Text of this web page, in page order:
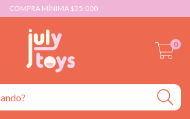
COMPRA MÍNIMA $35.000
0